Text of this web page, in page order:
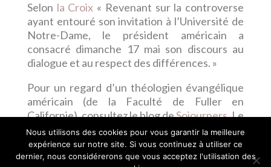
Selon la Croix « Revenant sur la controverse
ayant entouré son invitation à l’Université de
Notre-Dame, le président américain a
consacré dimanche 17 mai son discours au
dialogue et au respect des différences. »
Pour un regard d’un théologien évangélique
américain (de la Faculté de Fuller en
Californie), consultez le blog deSojourners. Le
discours lui-même est aussidisponibleen
ligne.
Nous utilisons des cookies pour vous garantir la meilleure
expérience sur notre site. Si vous continuez à utiliser ce
dernier, nous considérerons que vous acceptez l'utilisation des